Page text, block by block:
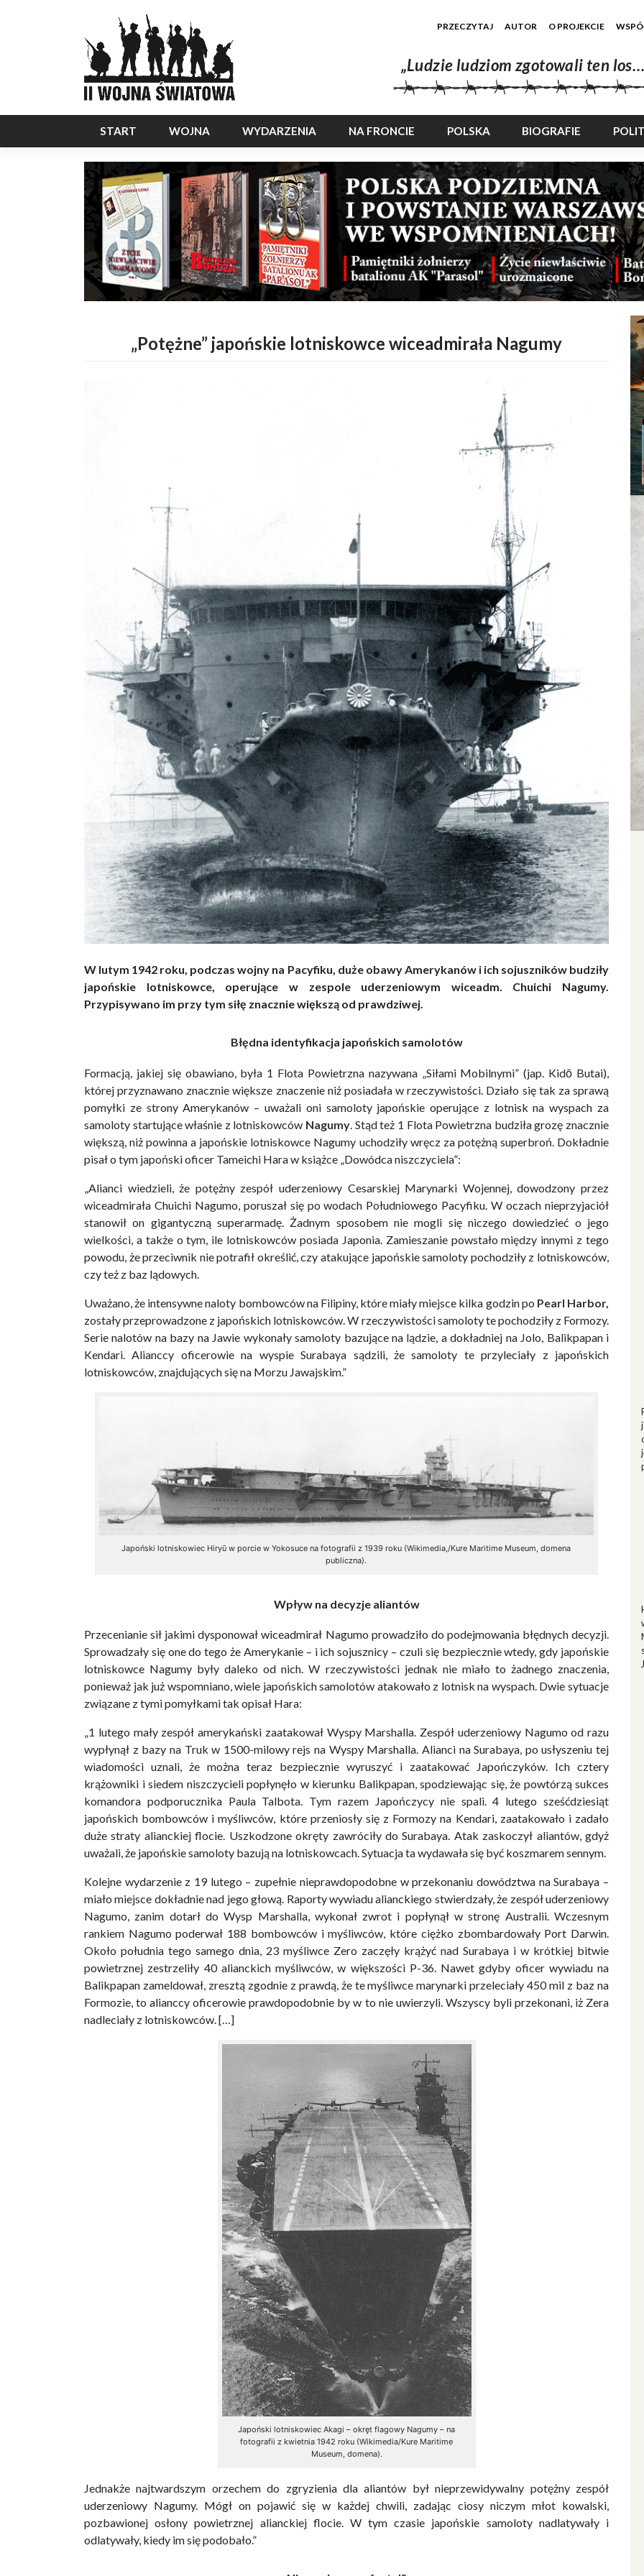
PRZECZYTAJ AUTOR O PROJEKCIE
„Ludzie ludziom zgotowali ten
START WOJNA WYDARZENIA NA FRONCIE POLSKA BIOGRAFIE
„Potężne” japońskie lotniskowce wiceadmirała Nagumy
W lutym 1942 roku, podczas wojny na Pacyfiku, duże obawy Amerykanów i ich sojuszników budziły
japońskie lotniskowce, operujące w zespole uderzeniowym wiceadm. Chuichi Nagumy.
Przypisywano im przy tym siłę znacznie większą od prawdziwej.
Błędna identyfikacja japońskich samolotów
Formacją, jakiej się obawiano, była 1 Flota Powietrzna nazywana „Siłami Mobilnymi” (jap. Kidō Butai),
której przyznawano znacznie większe znaczenie niż posiadała w rzeczywistości. Działo się tak za sprawą
pomyłki ze strony Amerykanów – uważali oni samoloty japońskie operujące z lotnisk na wyspach za
samoloty startujące właśnie z lotniskowców Nagumy. Stąd też 1 Flota Powietrzna budziła grozę znacznie
większą, niż powinna a japońskie lotniskowce Nagumy uchodziły wręcz za potężną superbroń. Dokładnie
pisał o tym japoński oficer Tameichi Hara w książce „Dowódca niszczyciela”:
„Alianci wiedzieli, że potężny zespół uderzeniowy Cesarskiej Marynarki Wojennej, dowodzony przez
wiceadmirała Chuichi Nagumo, poruszał się po wodach Południowego Pacyfiku. W oczach nieprzyjaciół
stanowił on gigantyczną superarmadę. Żadnym sposobem nie mogli się niczego dowiedzieć o jego
wielkości, a także o tym, ile lotniskowców posiada Japonia. Zamieszanie powstało między innymi z tego
powodu, że przeciwnik nie potrafił określić, czy atakujące japońskie samoloty pochodziły z lotniskowców,
czy też z baz lądowych.
Uważano, że intensywne naloty bombowców na Filipiny, które miały miejsce kilka godzin po Pearl Harbor,
zostały przeprowadzone z japońskich lotniskowców. W rzeczywistości samoloty te pochodziły z Formozy.
Serie nalotów na bazy na Jawie wykonały samoloty bazujące na lądzie, a dokładniej na Jolo, Balikpapan i
Kendari. Alianccy oficerowie na wyspie Surabaya sądzili, że samoloty te przyleciały z japońskich
lotniskowców, znajdujących się na Morzu Jawajskim.”
Japoński lotniskowiec Hiryū w porcie w Yokosuce na fotografii z 1939 roku (Wikimedia,/Kure Maritime Museum, domena
publiczna).
Wpływ na decyzje aliantów
Przecenianie sił jakimi dysponował wiceadmirał Nagumo prowadziło do podejmowania błędnych decyzji.
Sprowadzały się one do tego że Amerykanie – i ich sojusznicy – czuli się bezpiecznie wtedy, gdy japońskie
lotniskowce Nagumy były daleko od nich. W rzeczywistości jednak nie miało to żadnego znaczenia,
ponieważ jak już wspomniano, wiele japońskich samolotów atakowało z lotnisk na wyspach. Dwie sytuacje
związane z tymi pomyłkami tak opisał Hara:
„1 lutego mały zespół amerykański zaatakował Wyspy Marshalla. Zespół uderzeniowy Nagumo od razu
wypłynął z bazy na Truk w 1500-milowy rejs na Wyspy Marshalla. Alianci na Surabaya, po usłyszeniu tej
wiadomości uznali, że można teraz bezpiecznie wyruszyć i zaatakować Japończyków. Ich cztery
krążowniki i siedem niszczycieli popłynęło w kierunku Balikpapan, spodziewając się, że powtórzą sukces
komandora podporucznika Paula Talbota. Tym razem Japończycy nie spali. 4 lutego sześćdziesiąt
japońskich bombowców i myśliwców, które przeniosły się z Formozy na Kendari, zaatakowało i zadało
duże straty alianckiej flocie. Uszkodzone okręty zawróciły do Surabaya. Atak zaskoczył aliantów, gdyż
uważali, że japońskie samoloty bazują na lotniskowcach. Sytuacja ta wydawała się być koszmarem sennym.
Kolejne wydarzenie z 19 lutego – zupełnie nieprawdopodobne w przekonaniu dowództwa na Surabaya –
miało miejsce dokładnie nad jego głową. Raporty wywiadu alianckiego stwierdzały, że zespół uderzeniowy
Nagumo, zanim dotarł do Wysp Marshalla, wykonał zwrot i popłynął w stronę Australii. Wczesnym
rankiem Nagumo poderwał 188 bombowców i myśliwców, które ciężko zbombardowały Port Darwin.
Około południa tego samego dnia, 23 myśliwce Zero zaczęły krążyć nad Surabaya i w krótkiej bitwie
powietrznej zestrzeliły 40 alianckich myśliwców, w większości P-36. Nawet gdyby oficer wywiadu na
Balikpapan zameldował, zresztą zgodnie z prawdą, że te myśliwce marynarki przeleciały 450 mil z baz na
Formozie, to alianccy oficerowie prawdopodobnie by w to nie uwierzyli. Wszyscy byli przekonani, iż Zera
nadleciały z lotniskowców. […]
Japoński lotniskowiec Akagi – okręt flagowy Nagumy – na
fotografii z kwietnia 1942 roku (Wikimedia/Kure Maritime
Museum, domena).
Jednakże najtwardszym orzechem do zgryzienia dla aliantów był nieprzewidywalny potężny zespół
uderzeniowy Nagumy. Mógł on pojawić się w każdej chwili, zadając ciosy niczym młot kowalski,
pozbawionej osłony powietrznej alianckiej flocie. W tym czasie japońskie samoloty nadlatywały i
odlatywały, kiedy im się podobało.”